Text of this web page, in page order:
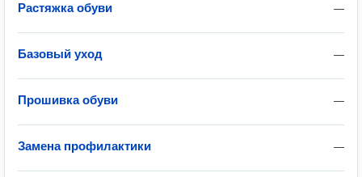
—
Растяжка обуви
—
Базовый уход
—
Прошивка обуви
—
Замена профилактики